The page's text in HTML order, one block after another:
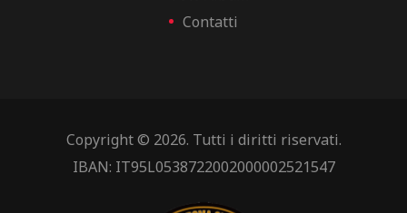
Contatti
Copyright © 2026. Tutti i diritti riservati.
IBAN: IT95L0538722002000002521547